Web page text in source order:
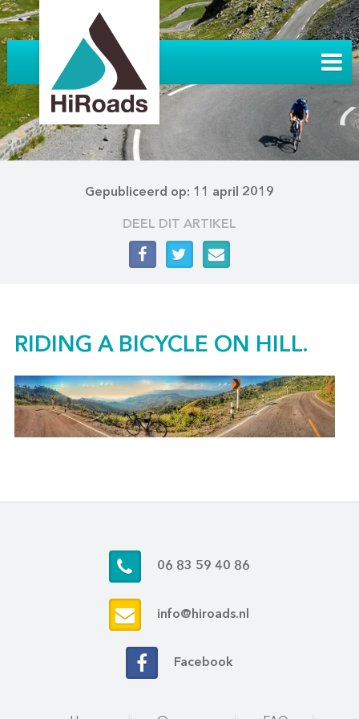
Gepubliceerd op: 11 april 2019
DEEL DIT ARTIKEL
RIDING A BICYCLE ON HILL.
06 83 59 40 86
info@hiroads.nl
Facebook